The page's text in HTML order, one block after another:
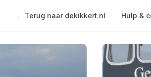
← Terug naar dekikkert.nl Hulp &